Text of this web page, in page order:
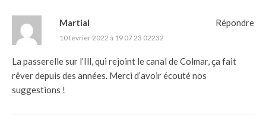
Martial
10 février 2022 à 19 07 23 02232
La passerelle sur l’Ill, qui rejoint le canal de Colmar, ça fait
rêver depuis des années. Merci d’avoir écouté nos
suggestions !
Répondre